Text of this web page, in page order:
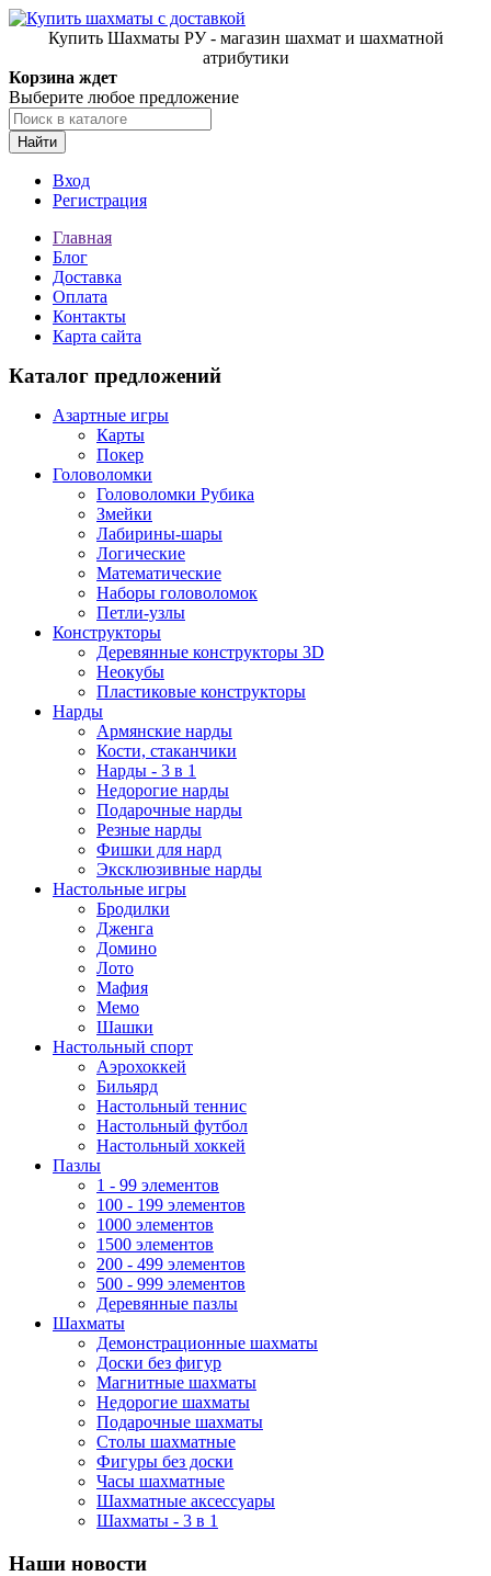
Купить Шахматы РУ - магазин шахмат и шахматной
атрибутики
Корзина ждет
Выберите любое предложение
Найти
Вход
Регистрация
Главная
Блог
Доставка
Оплата
Контакты
Карта сайта
Каталог предложений
Азартные игры
Карты
Покер
Головоломки
Головоломки Рубика
Змейки
Лабирины-шары
Логические
Математические
Наборы головоломок
Петли-узлы
Конструкторы
Деревянные конструкторы 3D
Неокубы
Пластиковые конструкторы
Нарды
Армянские нарды
Кости, стаканчики
Нарды - 3 в 1
Недорогие нарды
Подарочные нарды
Резные нарды
Фишки для нард
Эксклюзивные нарды
Настольные игры
Бродилки
Дженга
Домино
Лото
Мафия
Мемо
Шашки
Настольный спорт
Аэрохоккей
Бильярд
Настольный теннис
Настольный футбол
Настольный хоккей
Пазлы
1 - 99 элементов
100 - 199 элементов
1000 элементов
1500 элементов
200 - 499 элементов
500 - 999 элементов
Деревянные пазлы
Шахматы
Демонстрационные шахматы
Доски без фигур
Магнитные шахматы
Недорогие шахматы
Подарочные шахматы
Столы шахматные
Фигуры без доски
Часы шахматные
Шахматные аксессуары
Шахматы - 3 в 1
Наши новости